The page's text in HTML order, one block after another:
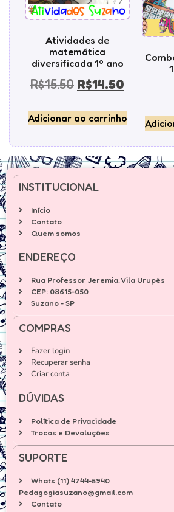
Atividades de
matemática
diversificada 1º ano
R$15.50 R$14.50
Adicionar ao carrinho
INSTITUCIONAL
Início
Contato
Quem somos
ENDEREÇO
Rua Professor Jeremia, Vila Urupês
CEP: 08615-050
Suzano - SP
COMPRAS
Fazer login
Recuperar senha
Criar conta
DÚVIDAS
Política de Privacidade
Trocas e Devoluções
SUPORTE
Whats (11) 4744-5940
Pedagogiasuzano@gmail.com
Contato